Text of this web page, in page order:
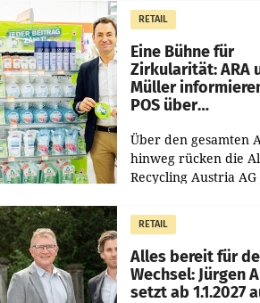
erwirtschaftet, was
von 3,8 Prozent
dem
RETAIL
Eine Bühne für
Zirkularität: ARA
Müller
POS über
Über den gesamten
hinweg rücken die
Recycling Austria AG
Müller die Initiative
Helden“ in allen
österreichischen
RETAIL
Alles bereit für
Wechsel: Jürgen
setzt ab 1.1.2027